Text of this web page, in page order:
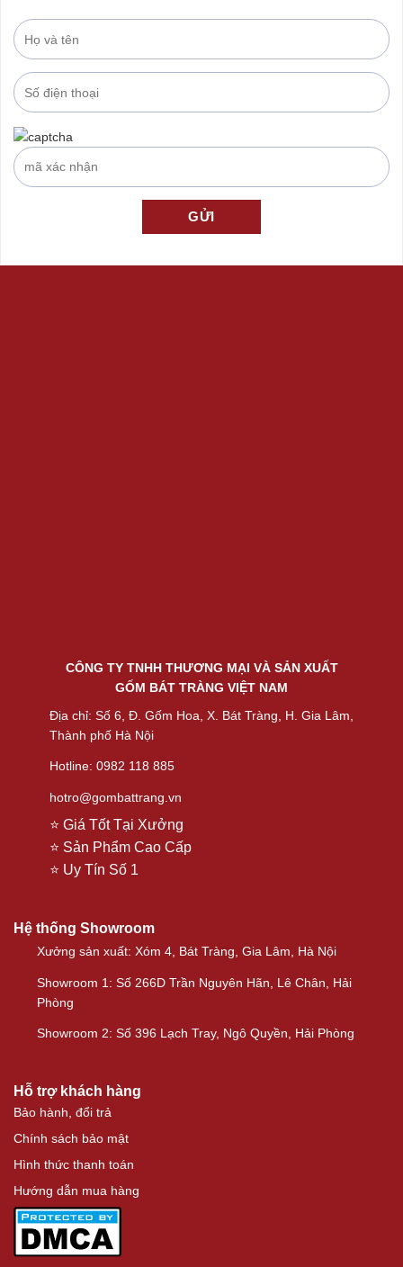
CÔNG TY TNHH THƯƠNG MẠI VÀ SẢN XUẤT
GỐM BÁT TRÀNG VIỆT NAM
Địa chỉ: Số 6, Đ. Gốm Hoa, X. Bát Tràng, H. Gia Lâm,
Thành phố Hà Nội
Hotline: 0982 118 885
hotro@gombattrang.vn
⭐ Giá Tốt Tại Xưởng
⭐ Sản Phẩm Cao Cấp
⭐ Uy Tín Số 1
Hệ thống Showroom
Xưởng sản xuất: Xóm 4, Bát Tràng, Gia Lâm, Hà Nội
Showroom 1: Số 266D Trần Nguyên Hãn, Lê Chân, Hải
Phòng
Showroom 2: Số 396 Lạch Tray, Ngô Quyền, Hải Phòng
Hỗ trợ khách hàng
Bảo hành, đổi trả
Chính sách bảo mật
Hình thức thanh toán
Hướng dẫn mua hàng